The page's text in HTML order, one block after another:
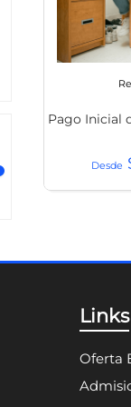
Pago Inicial
Oferta